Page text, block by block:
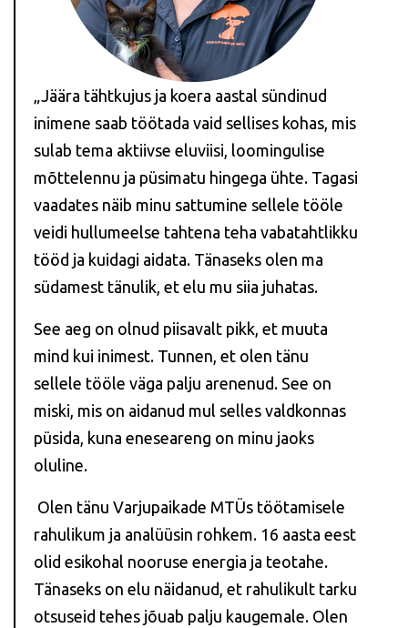
„Jäära tähtkujus ja koera aastal sündinud
inimene saab töötada vaid sellises kohas, mis
sulab tema aktiivse eluviisi, loomingulise
mõttelennu ja püsimatu hingega ühte. Tagasi
vaadates näib minu sattumine sellele tööle
veidi hullumeelse tahtena teha vabatahtlikku
tööd ja kuidagi aidata. Tänaseks olen ma
südamest tänulik, et elu mu siia juhatas.
See aeg on olnud piisavalt pikk, et muuta
mind kui inimest. Tunnen, et olen tänu
sellele tööle väga palju arenenud. See on
miski, mis on aidanud mul selles valdkonnas
püsida, kuna eneseareng on minu jaoks
oluline.
Olen tänu Varjupaikade MTÜs töötamisele
rahulikum ja analüüsin rohkem. 16 aasta eest
olid esikohal nooruse energia ja teotahe.
Tänaseks on elu näidanud, et rahulikult tarku
otsuseid tehes jõuab palju kaugemale. Olen